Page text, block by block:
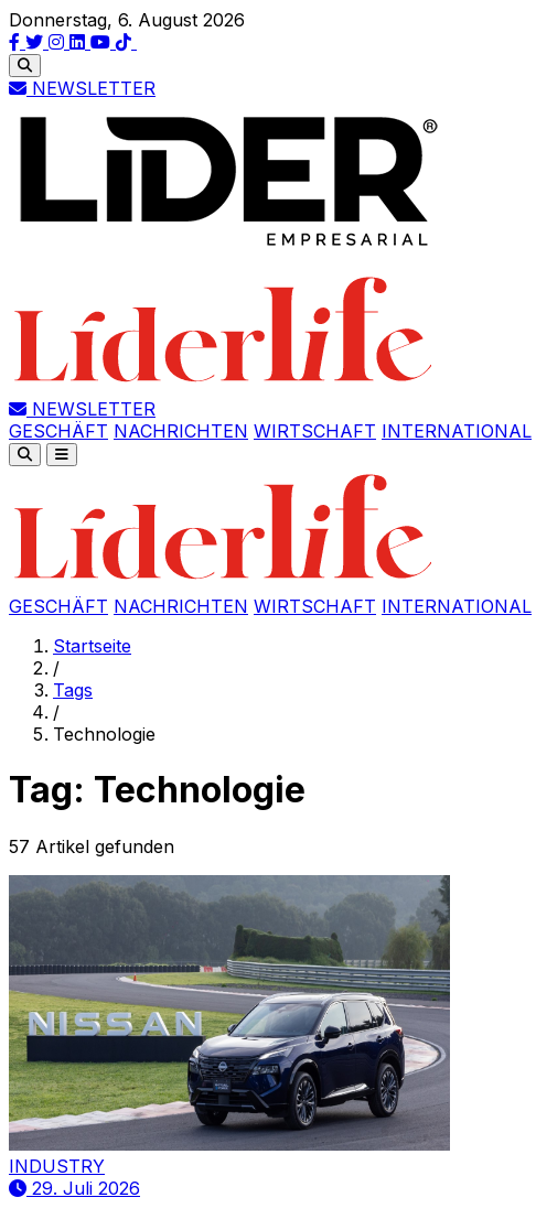
Donnerstag, 6. August 2026
NEWSLETTER
NEWSLETTER
GESCHÄFT NACHRICHTEN WIRTSCHAFT INTERNATIONAL
GESCHÄFT NACHRICHTEN WIRTSCHAFT INTERNATIONAL
Startseite
/
Tags
/
Technologie
Tag: Technologie
57 Artikel gefunden
INDUSTRY
29. Juli 2026